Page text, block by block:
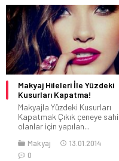
Makyaj Hileleri İle Yüzdeki
Kusurları Kapatma!
Makyajla Yüzdeki Kusurları
Kapatmak Çıkık çeneye
olanlar için yapılan...
Makyaj
13.01.2014
0